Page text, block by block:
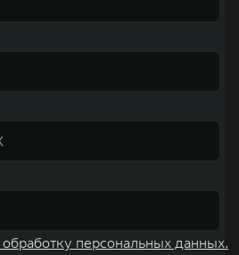
производственных
автомобилей.
обработку персональных данных.